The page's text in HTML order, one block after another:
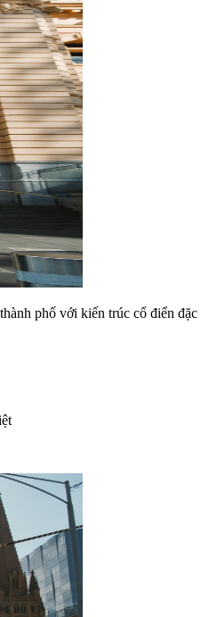
phố với kiến trúc cổ điển